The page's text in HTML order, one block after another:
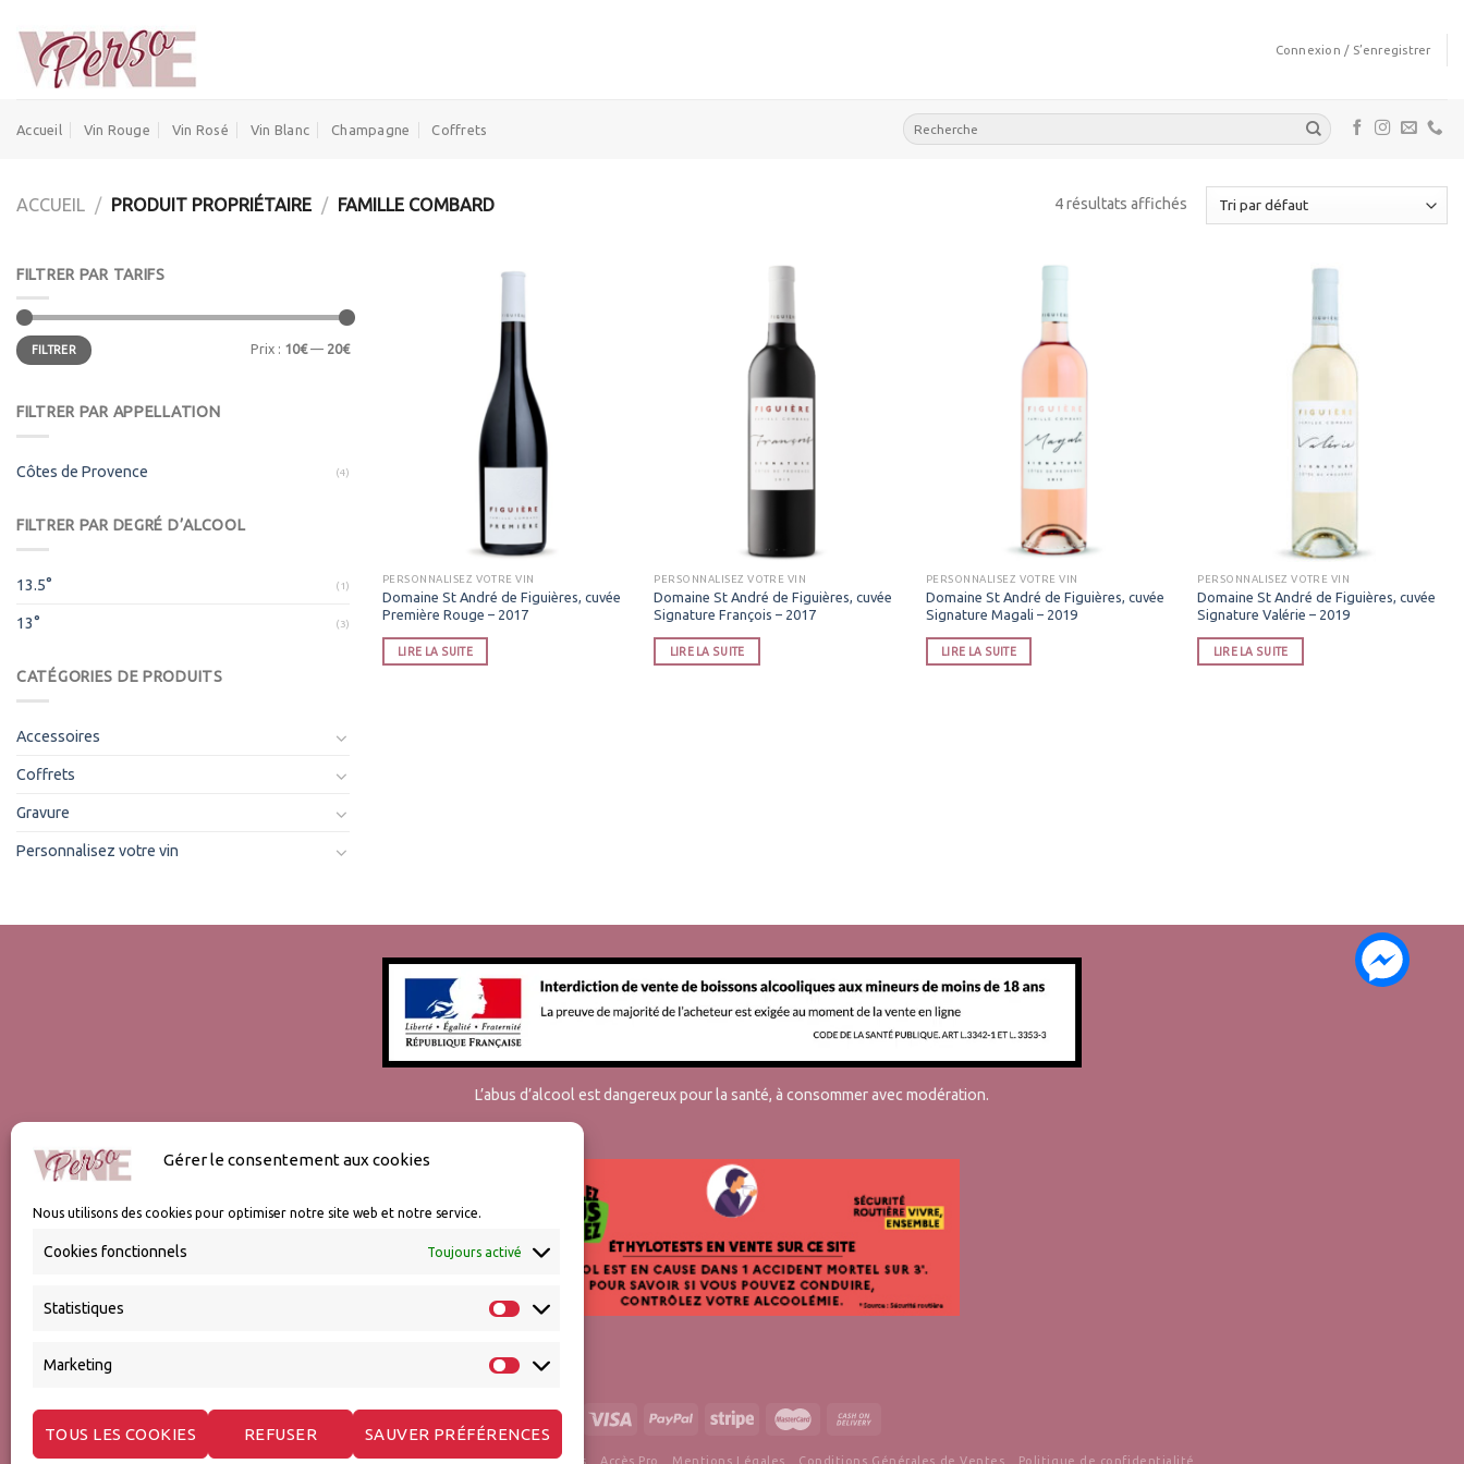
Gérer le consentement aux cookies
Nous utilisons des cookies pour optimiser notre site web et notre service.
Cookies fonctionnels Toujours activé
Statistiques
Marketing
TOUS LES COOKIES REFUSER SAUVER PRÉFÉRENCES
content
Connexion / S’enregistrer
Accueil Vin Rouge Vin Rosé Vin Blanc Champagne Coffrets
Recherche
pour :
ACCUEIL / PRODUIT PROPRIÉTAIRE / FAMILLE COMBARD 4 résultats affichés
FILTRER PAR TARIFS
Prix
min
Prix
maxFILTRER Prix : 10€— 20€
FILTRER PAR APPELLATION
Côtes de Provence (4)
FILTRER PAR DEGRÉ D’ALCOOL
13.5° (1)
13° (3)
CATÉGORIES DE PRODUITS
Accessoires
Coffrets
Gravure
Personnalisez votre vin
PERSONNALISEZ VOTRE VIN
Domaine St André de Figuières, cuvée
Première Rouge – 2017
LIRE LA SUITE
PERSONNALISEZ VOTRE VIN
Domaine St André de Figuières, cuvée
Signature François – 2017
LIRE LA SUITE
PERSONNALISEZ VOTRE VIN
Domaine St André de Figuières, cuvée
Signature Magali – 2019
LIRE LA SUITE
PERSONNALISEZ VOTRE VIN
Domaine St André de Figuières, cuvée
Signature Valérie – 2019
LIRE LA SUITE
L’abus d’alcool est dangereux pour la santé, à consommer avec modération.
Expédition et emballages Expéditions & Retours Accès Pro Mentions Légales Conditions Générales de Ventes Politique de confidentialité